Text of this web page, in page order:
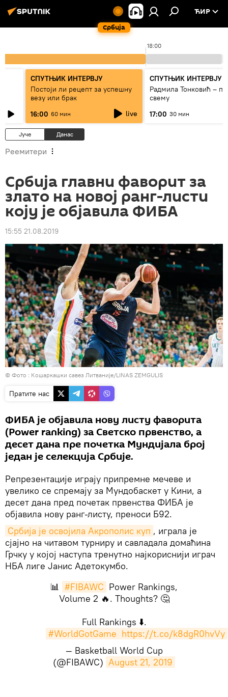
Србија
ЋИР
18:00
СПУТЊИК ИНТЕРВЈУ
Постоји ли рецепт за успешну
везу или брак
16:00 60 мин live
СПУТЊИК ИНТЕРВЈУ
Радмила Тонковић –
свему
17:00 30 мин
Јуче Данас
Реемитери
Србија главни фаворит за
злато на новој ранг-листи
коју је објавила ФИБА
15:55 21.08.2019
© Фото : Кошаркашки савез Литваније/LINAS ZEMGULIS
Пратите нас
ФИБА је објавила нову листу фаворита
(Power ranking) за Светско првенство, а
десет дана пре почетка Мундијала број
један је селекција Србије.
Репрезентације играју припремне мечеве и
увелико се спремају за Мундобаскет у Кини, а
десет дана пред почетак првенства ФИБА је
објавила нову ранг-листу, преноси Б92.
Србија је освојила Акрополис куп , играла је
сјајно на читавом турниру и савладала домаћина
Грчку у којој наступа тренутно најкориснији играч
НБА лиге Јанис Адетокумбо.
📊 #FIBAWC Power Rankings,
Volume 2 🔥. Thoughts? 🤔
Full Rankings ⬇️.
#WorldGotGame https://t.co/k8dgR0hvVy
— Basketball World Cup
(@FIBAWC) August 21, 2019